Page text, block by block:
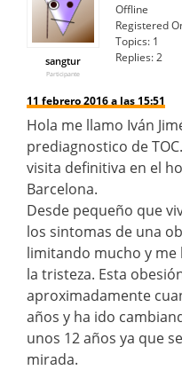
sangtur
Participante
Offline
Registered
Topics: 1
Replies:2
11 febrero 2016 a las 15:51
Hola me llamo Iván
prediagnostico de
visita definitiva en el
Barcelona.
Desde pequeño que
los sintomas de una
limitando mucho y me
la tristeza. Esta
aproximadamente
años y ha ido
unos 12 años ya que
mirada.